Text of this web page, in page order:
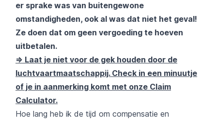
er sprake was van buitengewone
omstandigheden, ook al was dat niet het geval!
Ze doen dat om geen vergoeding te hoeven
uitbetalen.
=> Laat je niet voor de gek houden door de
luchtvaartmaatschappij. Check in een minuutje
of je in aanmerking komt met onze Claim
Calculator.
Hoe lang heb ik de tijd om compensatie en